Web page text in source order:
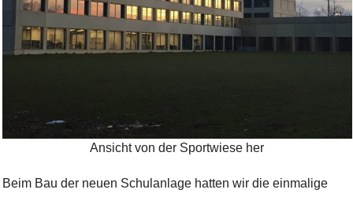
Ansicht von der Sportwiese her
Beim Bau der neuen Schulanlage hatten wir die einmalige